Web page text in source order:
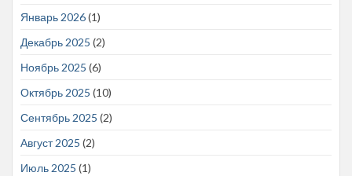
Январь 2026(1)
Декабрь 2025 (2)
Ноябрь 2025 (6)
Октябрь 2025 (10)
Сентябрь 2025 (2)
Август 2025 (2)
Июль 2025 (1)